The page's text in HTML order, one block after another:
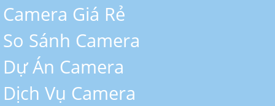
Camera Giá Rẻ
So Sánh Camera
Dự Án Camera
Dịch Vụ Camera